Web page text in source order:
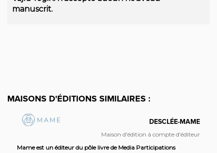
manuscrit.
MAISONS D'ÉDITIONS SIMILAIRES :
DESCLÉE-MAME
Maison d'édition à compte d'éditeur
Mame est un éditeur du pôle livre de Media Participations